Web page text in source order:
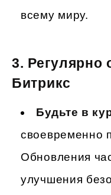
всему миру.
3. Регулярно
Битрикс
Будьте в
своевременно
Обновления
улучшения